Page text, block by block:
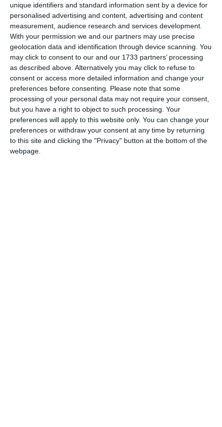
unique identifiers and standard information sent by a device for
personalised advertising and content, advertising and content
measurement, audience research and services development.
With your permission we and our partners may use precise
geolocation data and identification through device scanning. You
may click to consent to our and our 1733 partners’ processing
as described above. Alternatively you may click to refuse to
consent or access more detailed information and change your
preferences before consenting.
Please note that some
processing of your personal data may not require your consent,
but you have a right to object to such processing. Your
preferences will apply to this website only. You can change your
preferences or withdraw your consent at any time by returning
to this site and clicking the "Privacy" button at the bottom of the
webpage.
COMENTARII
Nume
Email